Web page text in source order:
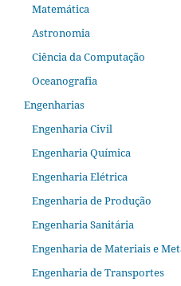
Matemática
Astronomia
Ciência da Computação
Oceanografia
Engenharias
Engenharia Civil
Engenharia Química
Engenharia Elétrica
Engenharia de Produção
Engenharia Sanitária
Engenharia de Materiais e
Engenharia de Transportes